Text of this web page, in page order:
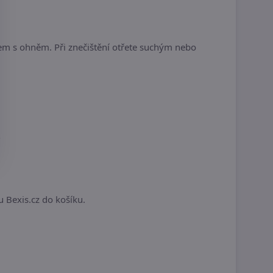
s ohněm. Při znečištění otřete suchým nebo
Bexis.cz do košíku.